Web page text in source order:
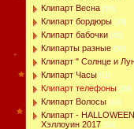
Клипарт Весна [16]
Клипарт бордюры [19]
Клипарт бабочки [43]
Клипарты разные [50]
Клипарт " Солнце и
Клипарт Часы [11]
Клипарт телефоны [39]
Клипарт Волосы [10]
Клипарт - HALLOWEEN
Хэллоуин 2017 [24]